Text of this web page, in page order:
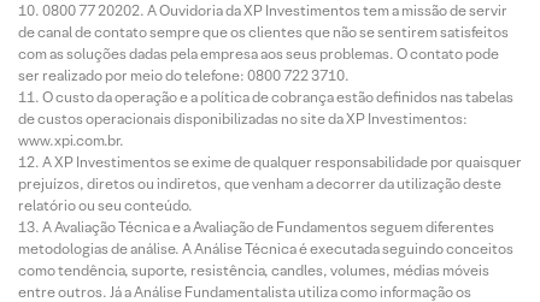
0800 77 20202. A Ouvidoria da XP Investimentos tem a missão de servir
de canal de contato sempre que os clientes que não se sentirem satisfeitos
com as soluções dadas pela empresa aos seus problemas. O contato pode
ser realizado por meio do telefone: 0800 722 3710.
O custo da operação e a política de cobrança estão definidos nas tabelas
de custos operacionais disponibilizadas no site da XP Investimentos:
www.xpi.com.br.
A XP Investimentos se exime de qualquer responsabilidade por quaisquer
prejuízos, diretos ou indiretos, que venham a decorrer da utilização deste
relatório ou seu conteúdo.
A Avaliação Técnica e a Avaliação de Fundamentos seguem diferentes
metodologias de análise. A Análise Técnica é executada seguindo conceitos
como tendência, suporte, resistência, candles, volumes, médias móveis
entre outros. Já a Análise Fundamentalista utiliza como informação os